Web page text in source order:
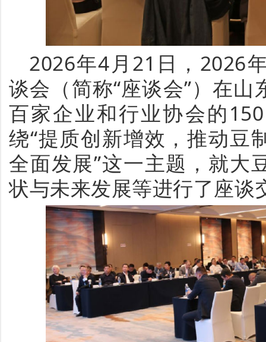
2026年4月21日，2026
谈会（简称“座谈会”）在
百家企业和行业协会的
绕“提质创新增效，推动豆
全面发展”这一主题，就大
状与未来发展等进行了座谈